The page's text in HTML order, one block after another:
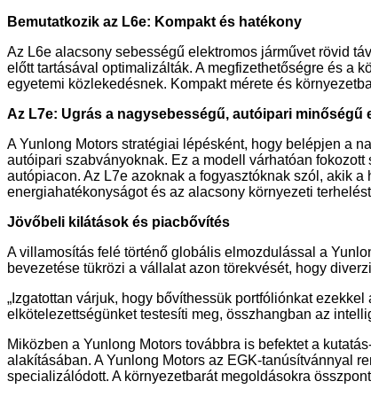
Bemutatkozik az L6e: Kompakt és hatékony
Az L6e alacsony sebességű elektromos járművet rövid
előtt tartásával optimalizálták. A megfizethetőségre és a
egyetemi közlekedésnek. Kompakt mérete és
Az L7e: Ugrás a nagysebességű, autóipari minőségű
A Yunlong Motors stratégiai lépésként, hogy belépjen a
autóipari szabványoknak. Ez a modell várhatóan
autópiacon. Az L7e azoknak a fogyasztóknak szól, akik
energiahatékonyságot és az alacsony környezeti
Jövőbeli kilátások és piacbővítés
A villamosítás felé történő globális elmozdulással a
bevezetése tükrözi a vállalat azon törekvését, hogy
„Izgatottan várjuk, hogy bővíthessük portfóliónkat
elkötelezettségünket testesíti meg, összhangban az
Miközben a Yunlong Motors továbbra is befektet a
alakításában. A Yunlong Motors az EGK-tanúsítvánnyal
specializálódott. A környezetbarát megoldásokra